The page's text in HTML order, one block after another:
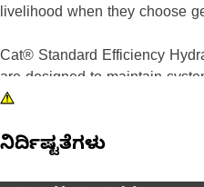
livelihood when they choose
Cat® Standard Efficiency
are designed to maintain
most normal and light duty
deliver quality, consistency
ನಿರ್ದಿಷ್ಟತೆಗಳು